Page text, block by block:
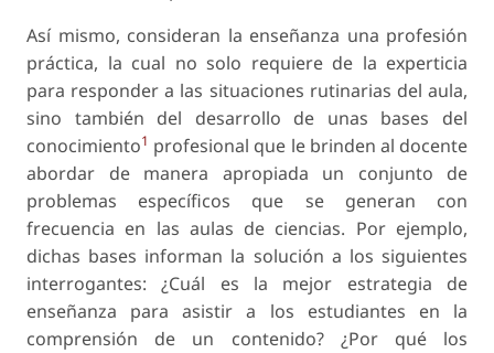
Así mismo, consideran la enseñanza una profesión
práctica, la cual no solo requiere de la experticia
para responder a las situaciones rutinarias del aula,
sino también del desarrollo de unas bases del
conocimiento1 profesional que le brinden al docente
abordar de manera apropiada un conjunto de
problemas específicos que se generan con
frecuencia en las aulas de ciencias. Por ejemplo,
dichas bases informan la solución a los siguientes
interrogantes: ¿Cuál es la mejor estrategia de
enseñanza para asistir a los estudiantes en la
comprensión de un contenido? ¿Por qué los